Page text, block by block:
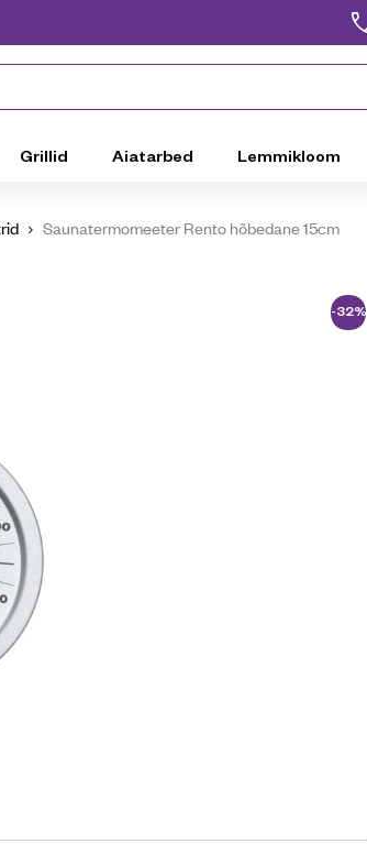
Grillid Aiatarbed Lemmikloom
Saunatermomeeter Rento hõbedane 15cm
-32%